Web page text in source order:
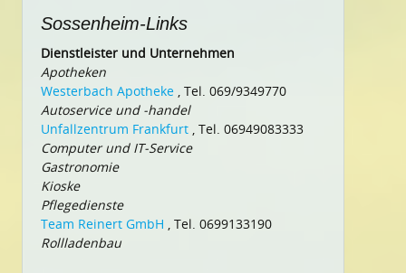
Sossenheim-Links
Dienstleister und Unternehmen
Apotheken
Westerbach Apotheke , Tel. 069/9349770
Autoservice und -handel
Unfallzentrum Frankfurt , Tel. 06949083333
Computer und IT-Service
Gastronomie
Kioske
Pflegedienste
Team Reinert GmbH , Tel. 0699133190
Rollladenbau